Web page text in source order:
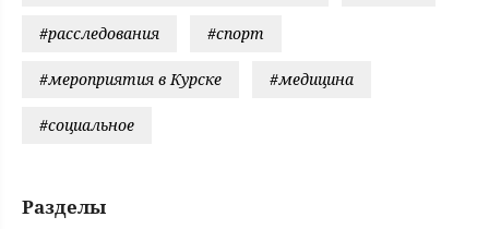
#расследования #спорт
#мероприятия в Курске #медицина
#социальное
Разделы